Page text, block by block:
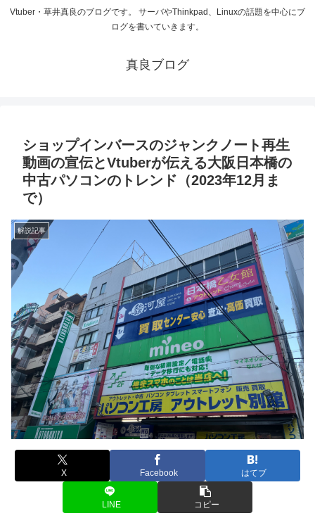
Vtuber・草井真良のブログです。 サーバやThinkpad、Linuxの話題を中心にブ
ログを書いていきます。
真良ブログ
ショップインバースのジャンクノート再生
動画の宣伝とVtuberが伝える大阪日本橋の
中古パソコンのトレンド（2023年12月ま
で）
解説記事
X Facebook はてブ
LINE コピー